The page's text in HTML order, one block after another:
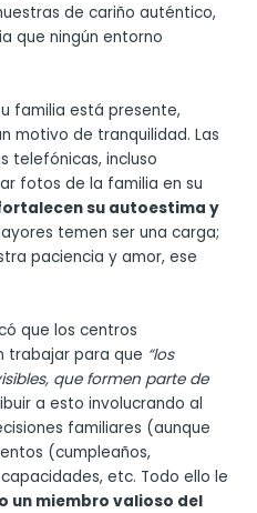
de cariño auténtico,
que ningún entorno
familia está presente,
motivo de tranquilidad. Las
telefónicas, incluso
fotos de la familia en su
su autoestima y
temen ser una carga;
paciencia y amor, ese
que los centros
trabajar para que “los
que formen parte de
a esto involucrando al
familiares (aunque
(cumpleaños,
etc. Todo ello le
un miembro valioso del